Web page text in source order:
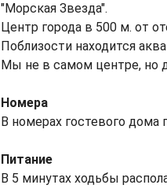
"Морская Звезда".
Центр города в 500 м. от
Поблизости находится
Мы не в самом центре, но
Номера
В номерах гостевого дома
Питание
В 5 минутах ходьбы